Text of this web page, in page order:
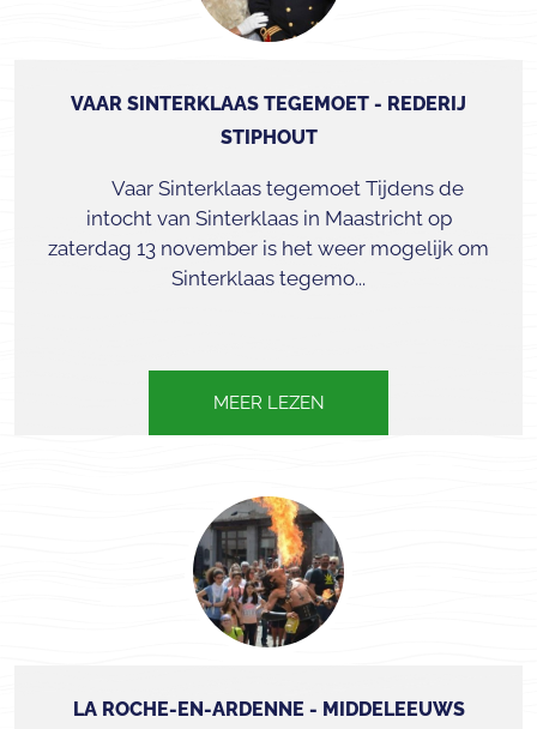
VAAR SINTERKLAAS TEGEMOET - REDERIJ
STIPHOUT
Vaar Sinterklaas tegemoet Tijdens de
intocht van Sinterklaas in Maastricht op
zaterdag 13 november is het weer mogelijk om
Sinterklaas tegemo...
MEER LEZEN
LA ROCHE-EN-ARDENNE - MIDDELEEUWS